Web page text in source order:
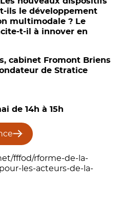
ils le développement
multimodale ? Le
t-il à innover en
cabinet Fromont Briens
de Stratice
de 14h à 15h
fffod/rforme-de-la-
les-acteurs-de-la-